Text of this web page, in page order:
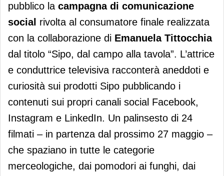
pubblico la campagna di comunicazione
social rivolta al consumatore finale realizzata
con la collaborazione di Emanuela Tittocchia
dal titolo “Sipo, dal campo alla tavola”. L’attrice
e conduttrice televisiva racconterà aneddoti e
curiosità sui prodotti Sipo pubblicando i
contenuti sui propri canali social Facebook,
Instagram e LinkedIn. Un palinsesto di 24
filmati – in partenza dal prossimo 27 maggio –
che spaziano in tutte le categorie
merceologiche, dai pomodori ai funghi, dai